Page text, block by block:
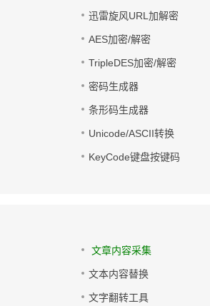
迅雷旋风URL加解密
AES加密/解密
TripleDES加密/解密
密码生成器
条形码生成器
Unicode/ASCII转换
KeyCode键盘按键码
文章内容采集
文本内容替换
文字翻转工具